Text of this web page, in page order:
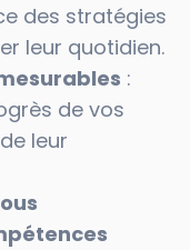
des stratégies
leur quotidien.
:
de vos
leur